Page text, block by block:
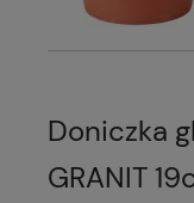
Doniczka
GRANIT